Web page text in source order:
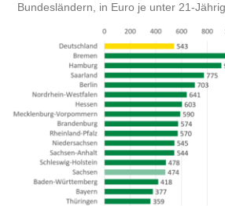
Bundesländern, in Euro je unter 21-